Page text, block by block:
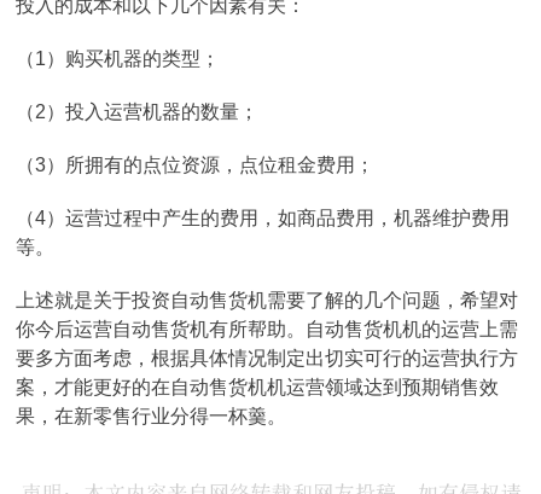
投入的成本和以下几个因素有关：
（1）购买机器的类型；
（2）投入运营机器的数量；
（3）所拥有的点位资源，点位租金费用；
（4）运营过程中产生的费用，如商品费用，机器维护费用
等。
上述就是关于投资自动售货机需要了解的几个问题，希望对
你今后运营自动售货机有所帮助。自动售货机机的运营上需
要多方面考虑，根据具体情况制定出切实可行的运营执行方
案，才能更好的在自动售货机机运营领域达到预期销售效
果，在新零售行业分得一杯羹。